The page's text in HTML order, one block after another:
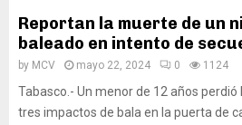
Reportan la muerte de un
baleado en intento de
by MCV mayo 22, 2024 0 1124
Tabasco.- Un menor de 12 años
tres impactos de bala en la puerta de